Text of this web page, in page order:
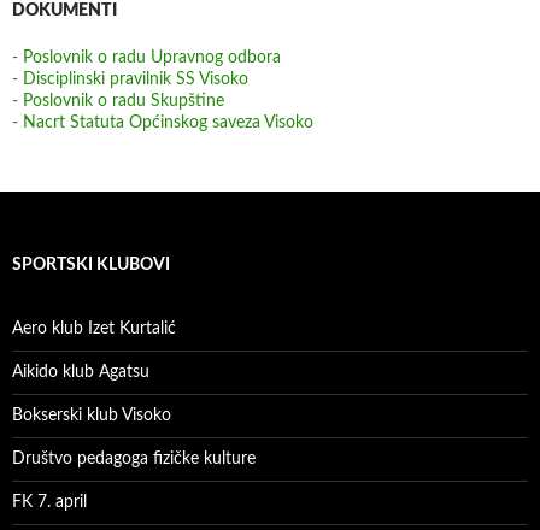
DOKUMENTI
- Poslovnik o radu Upravnog odbora
- Disciplinski pravilnik SS Visoko
- Poslovnik o radu Skupštine
- Nacrt Statuta Općinskog saveza Visoko
SPORTSKI KLUBOVI
Aero klub Izet Kurtalić
Aikido klub Agatsu
Bokserski klub Visoko
Društvo pedagoga fizičke kulture
FK 7. april